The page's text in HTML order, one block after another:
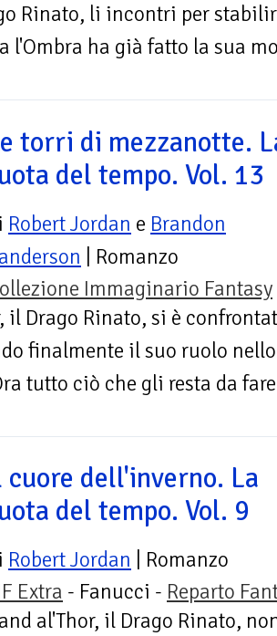
Rinato, li incontri per
l'Ombra ha già fatto la sua
torri di mezzanotte.
del tempo. Vol. 13
Robert Jordan e Brandon
| Romanzo
Immaginario Fantasy
il Drago Rinato, si è
finalmente il suo ruolo
tutto ciò che gli resta da
cuore dell'inverno. La
del tempo. Vol. 9
Robert Jordan | Romanzo
Extra - Fanucci - Reparto
al'Thor, il Drago Rinato,